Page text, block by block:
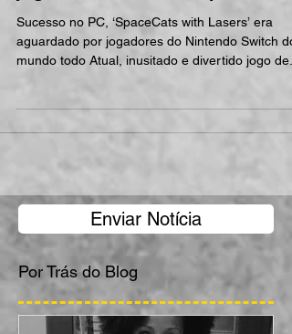
jogo brasileiro criado por baiano
Sucesso no PC, ‘SpaceCats with Lasers’ era
Enviar Notícia
Por Trás do Blog